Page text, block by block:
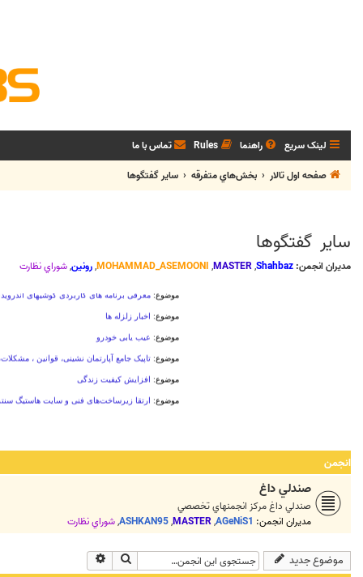
لینک سریع راهنما Rules
تماس با ما
صفحه اول تالار
بخش‌‌هاي متفرقه ساير گفتگوها
ساير گفتگوها
مدیران انجمن: Shahbaz
,
MASTER
,
MOHAMMAD_ASEMOONI
,رونین,شوراي نظارت
انجمن
صندلي داغ
صندلي داغ مرکز انجمنهاي تخصصي
مدیران انجمن: AGeNiS1
,
MASTER
,
ASHKAN95
,شوراي نظارت
موضوع جدید جستجو